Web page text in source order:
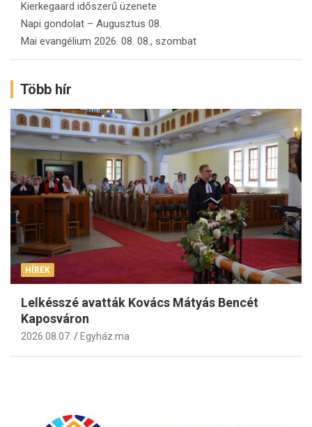
Kierkegaard időszerű üzenete
Napi gondolat – Augusztus 08.
Mai evangélium 2026. 08. 08., szombat
Több hír
HÍREK
Lelkésszé avatták Kovács Mátyás Bencét
Kaposváron
2026.08.07. Egyház.ma